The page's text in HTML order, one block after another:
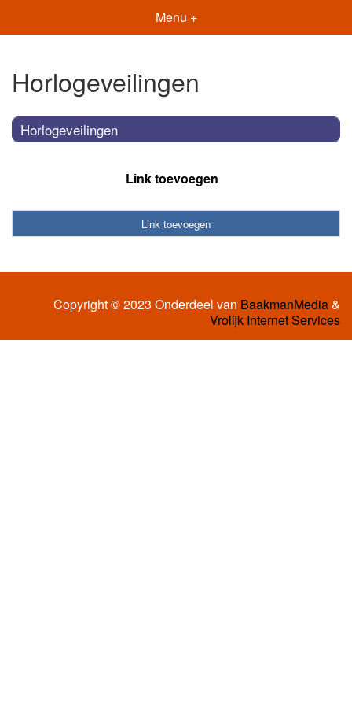
Menu +
Horlogeveilingen
Horlogeveilingen
Link toevoegen
Link toevoegen
Copyright © 2023 Onderdeel van BaakmanMedia&
Vrolijk Internet Services